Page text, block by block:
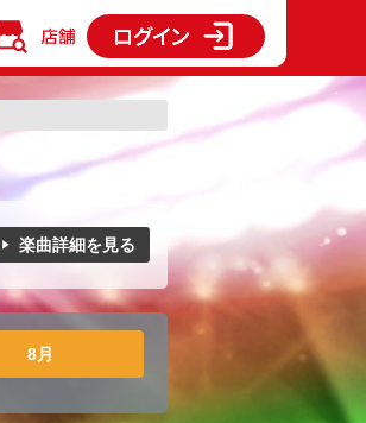
楽曲詳細を見る
8月